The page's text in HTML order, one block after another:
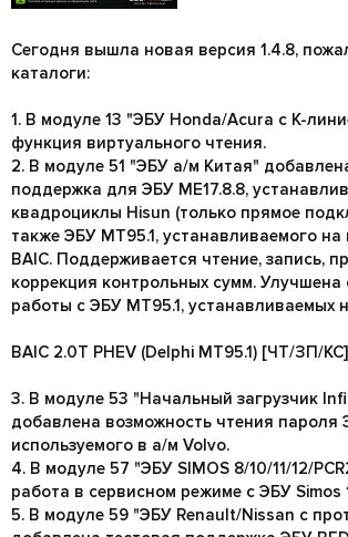
Сегодня вышла новая версия 1.4.8,
каталоги:
1. В модуле 13 "ЭБУ Honda/Acura с K-
функция виртуального чтения.
2. В модуле 51 "ЭБУ а/м Китая"
поддержка для ЭБУ ME17.8.8,
квадроциклы Hisun (только прямое
также ЭБУ MT95.1, устанавливаемого
BAIC. Поддерживается чтение, запись,
коррекция контрольных сумм. Улучшена
работы с ЭБУ MT95.1, устанавливаемых
BAIC 2.0T PHEV (Delphi MT95.1) [ЧТ/ЗП/КС]
3. В модуле 53 "Начальный загрузчик
добавлена возможность чтения пароля
используемого в а/м Volvo.
4. В модуле 57 "ЭБУ SIMOS 8/10/11/12/
работа в сервисном режиме с ЭБУ Simos
5. В модуле 59 "ЭБУ Renault/Nissan с